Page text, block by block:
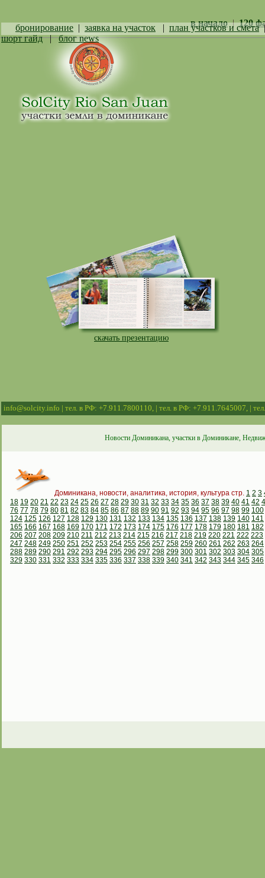
бронирование | заявка на участок | план участков и смета
шорт гайд|блог news
info@solcity.info | тел. в РФ: +7.911.7800110, | тел. в РФ: +7.911.7645007, |
в начало|120
скачать презентацию
Новости Доминикана, участки в Доминикане,
Доминикана, новости, аналитика, история, культура стр. 1 2 3
18 19 20 21 22 23 24 25 26 27 28 29 30 31 32 33 34 35 36 37 38 39 40 41 42
76 77 78 79 80 81 82 83 84 85 86 87 88 89 90 91 92 93 94 95 96 97 98 99 100
124 125 126 127 128 129 130 131 132 133 134 135 136 137 138 139 140 141
165 166 167 168 169 170 171 172 173 174 175 176 177 178 179 180 181 182
206 207 208 209 210 211 212 213 214 215 216 217 218 219 220 221 222 223
247 248 249 250 251 252 253 254 255 256 257 258 259 260 261 262 263 264
288 289 290 291 292 293 294 295 296 297 298 299 300 301 302 303 304 305
329 330 331 332 333 334 335 336 337 338 339 340 341 342 343 344 345 346